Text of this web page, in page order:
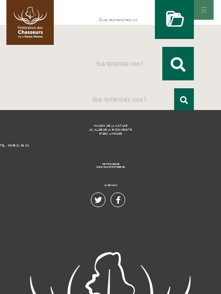
MAISON DE LA NATURE
10, ALLÉE DE LA BIODIVERSITÉ
87280 LIMOGES
TÉL : 05 55 01 39 00
MENTIONS LÉGALES
© 2021 TOUS DROITS RÉSERVÉS.
SUIVEZ-NOUS